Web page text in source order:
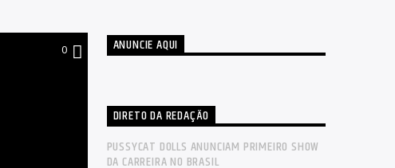
0 ANUNCIE AQUI
DIRETO DA REDAÇÃO
PUSSYCAT DOLLS ANUNCIAM PRIMEIRO SHOW
DA CARREIRA NO BRASIL